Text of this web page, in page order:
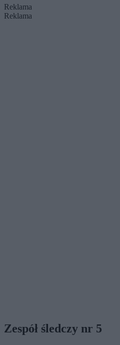
Reklama
Reklama
Zespół śledczy nr 5